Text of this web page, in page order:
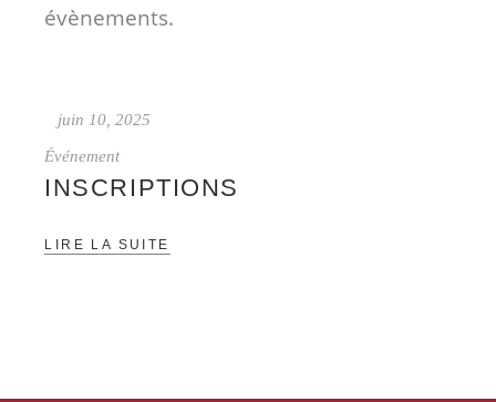
évènements.
juin 10, 2025
Événement
INSCRIPTIONS
LIRE LA SUITE